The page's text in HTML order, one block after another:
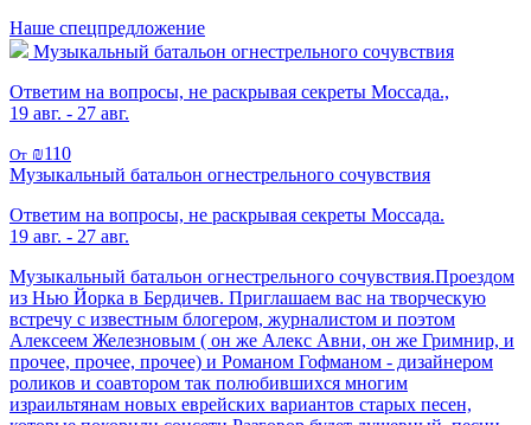
Наше спецпредложение
Музыкальный батальон огнестрельного сочувствия
Ответим на вопросы, не раскрывая секреты Моссада.,
19 авг. - 27 авг.
От ₪110
Музыкальный батальон огнестрельного сочувствия
Ответим на вопросы, не раскрывая секреты Моссада.
19 авг. - 27 авг.
Музыкальный батальон огнестрельного сочувствия.Проездом
из Нью Йорка в Бердичев. Приглашаем вас на творческую
встречу с известным блогером, журналистом и поэтом
Алексеем Железновым ( он же Алекс Авни, он же Гримнир, и
прочее, прочее, прочее) и Романом Гофманом - дизайнером
роликов и соавтором так полюбившихся многим
израильтянам новых еврейских вариантов старых песен,